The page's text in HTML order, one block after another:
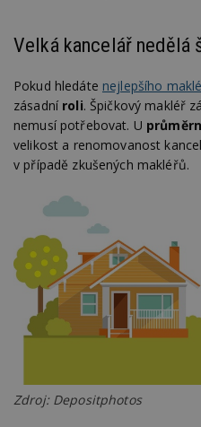
Velká kancelář nedělá
Pokud hledáte nejlepšího
zásadní roli. Špičkový makléř
nemusí potřebovat. U
velikost a renomovanost
v případě zkušených makléřů.
Zdroj: Depositphotos